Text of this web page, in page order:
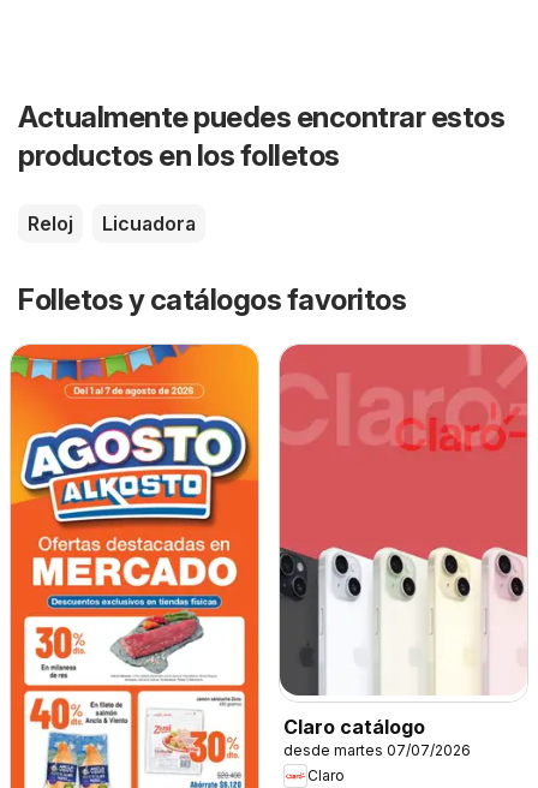
Actualmente puedes encontrar estos
productos en los folletos
Reloj Licuadora
Folletos y catálogos favoritos
Claro catálogo
desde martes 07/07/2026
Claro